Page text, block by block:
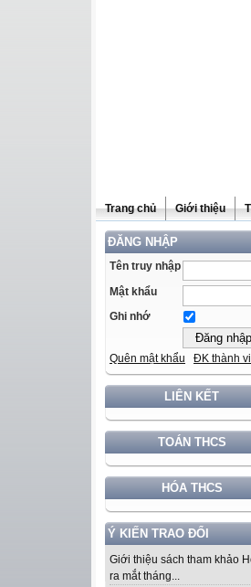
Trang chủ Giới thiệu
ĐĂNG NHẬP
Tên truy nhập
Mật khẩu
Ghi nhớ
Quên mật khẩu ĐK thành
LIÊN KẾT
TOÁN THCS
HÓA THCS
Ý KIẾN TRAO ĐỔI
Giới thiệu sách tham khảo
ra mắt tháng...